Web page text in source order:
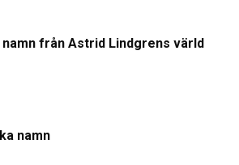
namn från Astrid Lindgrens värld
namn